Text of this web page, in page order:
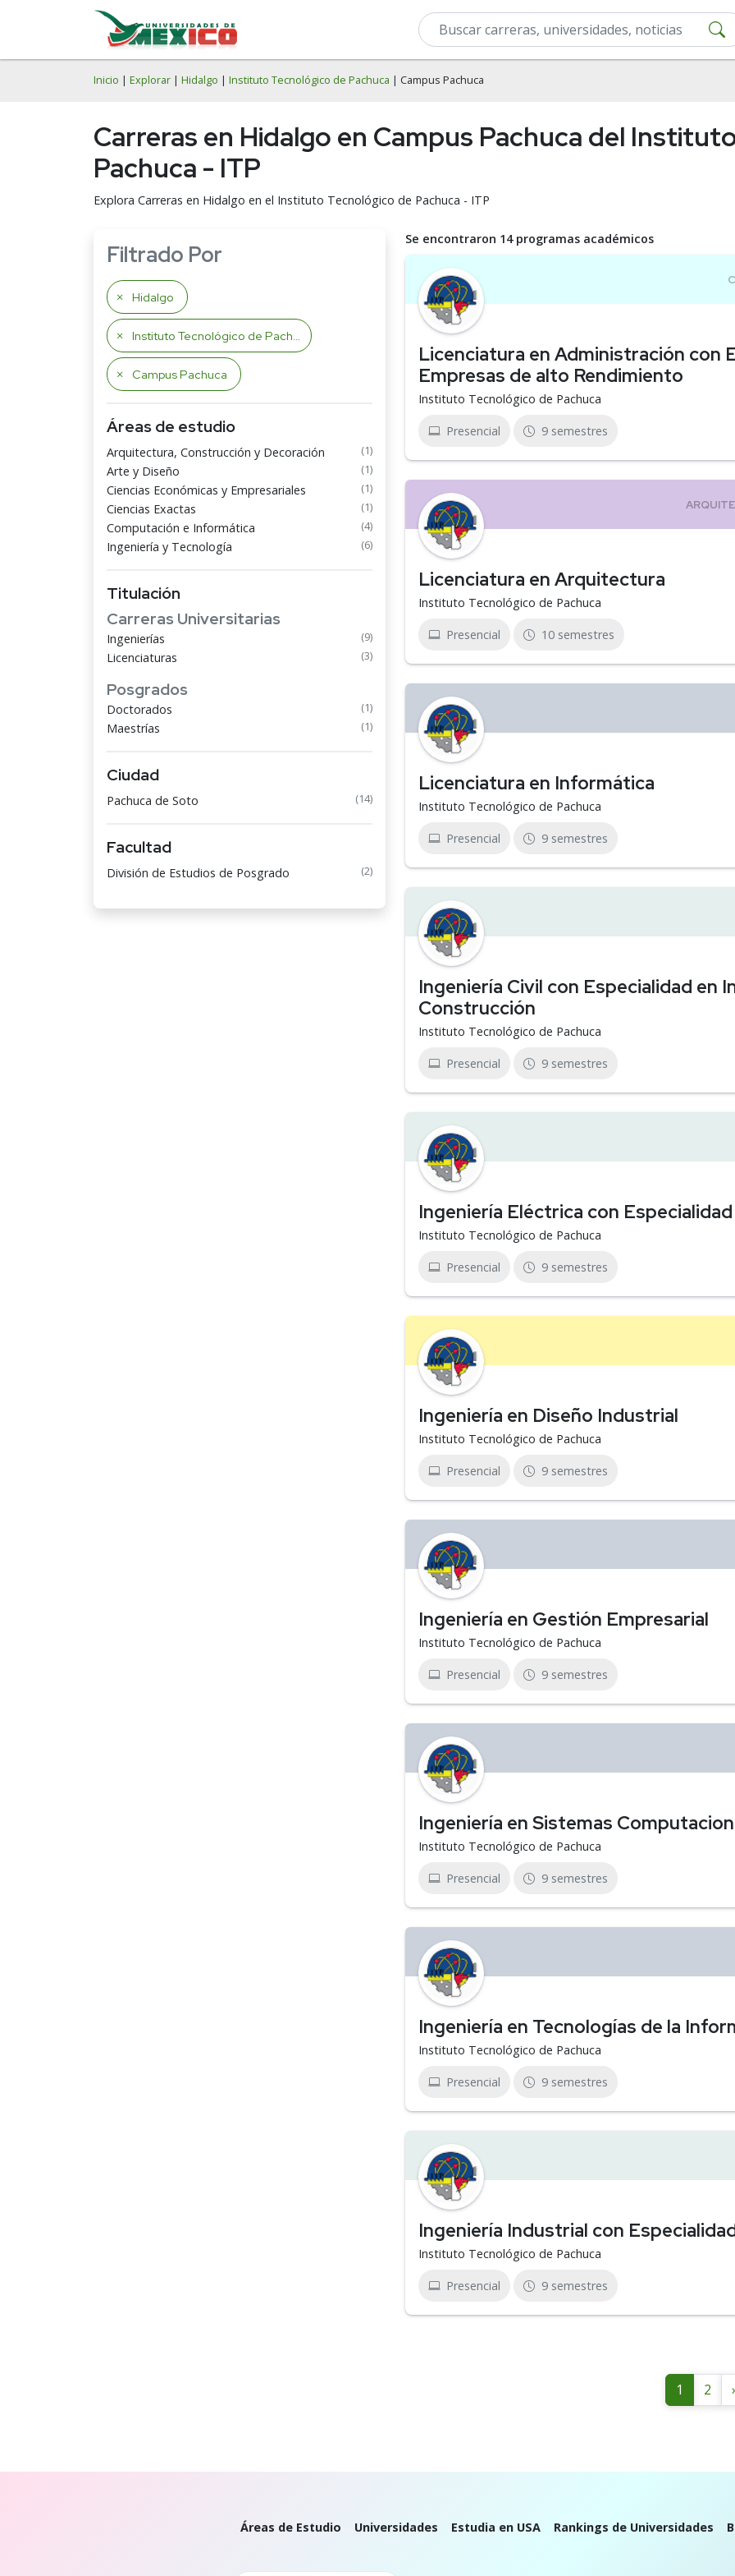
Inicio | Explorar | Hidalgo | Instituto Tecnológico de Pachuca | Campus Pachuca
Carreras en Hidalgo en Campus Pachuca del
Pachuca - ITP
Explora Carreras en Hidalgo en el Instituto Tecnológico de Pachuca - ITP
Filtrado Por
Hidalgo
Instituto Tecnológico de Pachuca
Campus Pachuca
Áreas de estudio
Arquitectura, Construcción y Decoración (1)
Arte y Diseño (1)
Ciencias Económicas y Empresariales (1)
Ciencias Exactas (1)
Computación e Informática (4)
Ingeniería y Tecnología (6)
Titulación
Carreras Universitarias
Ingenierías (9)
Licenciaturas (3)
Posgrados
Doctorados (1)
Maestrías (1)
Ciudad
Pachuca de Soto (14)
Facultad
División de Estudios de Posgrado (2)
Se encontraron 14 programas académicos
Licenciatura en Administración con
Empresas de alto Rendimiento
Instituto Tecnológico de Pachuca
Presencial 9 semestres
Licenciatura en Arquitectura
Instituto Tecnológico de Pachuca
Presencial 10 semestres
Licenciatura en Informática
Instituto Tecnológico de Pachuca
Presencial 9 semestres
Ingeniería Civil con Especialidad en
Construcción
Instituto Tecnológico de Pachuca
Presencial 9 semestres
Ingeniería Eléctrica con
Instituto Tecnológico de Pachuca
Presencial 9 semestres
Ingeniería en Diseño Industrial
Instituto Tecnológico de Pachuca
Presencial 9 semestres
Ingeniería en Gestión Empresarial
Instituto Tecnológico de Pachuca
Presencial 9 semestres
Ingeniería en Sistemas
Instituto Tecnológico de Pachuca
Presencial 9 semestres
Ingeniería en Tecnologías de la
Instituto Tecnológico de Pachuca
Presencial 9 semestres
Ingeniería Industrial con
Instituto Tecnológico de Pachuca
Presencial 9 semestres
1 2
Áreas de Estudio Universidades Estudia en USA Rankings de Universidades